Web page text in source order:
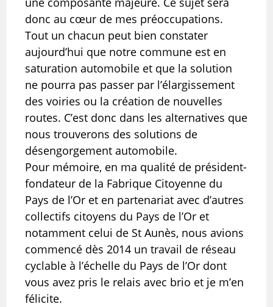
donc au cœur de mes préoccupations.
Tout un chacun peut bien constater
aujourd’hui que notre commune est en
saturation automobile et que la solution
ne pourra pas passer par l’élargissement
des voiries ou la création de nouvelles
routes. C’est donc dans les alternatives que
nous trouverons des solutions de
désengorgement automobile.
Pour mémoire, en ma qualité de président-
fondateur de la Fabrique Citoyenne du
Pays de l’Or et en partenariat avec d’autres
collectifs citoyens du Pays de l’Or et
notamment celui de St Aunès, nous avions
commencé dès 2014 un travail de réseau
cyclable à l’échelle du Pays de l’Or dont
vous avez pris le relais avec brio et je m’en
félicite.